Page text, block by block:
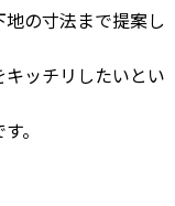
の寸法まで提案し
ッチリしたいとい
。